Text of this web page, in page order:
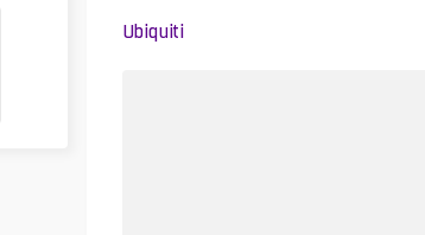
Ubiquiti